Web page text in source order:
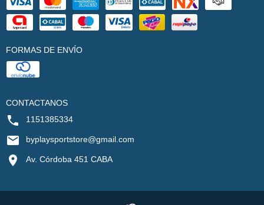
FORMAS DE ENVÍO
CONTACTANOS
1151385334
byplaysportstore@gmail.com
Av. Córdoba 451 CABA